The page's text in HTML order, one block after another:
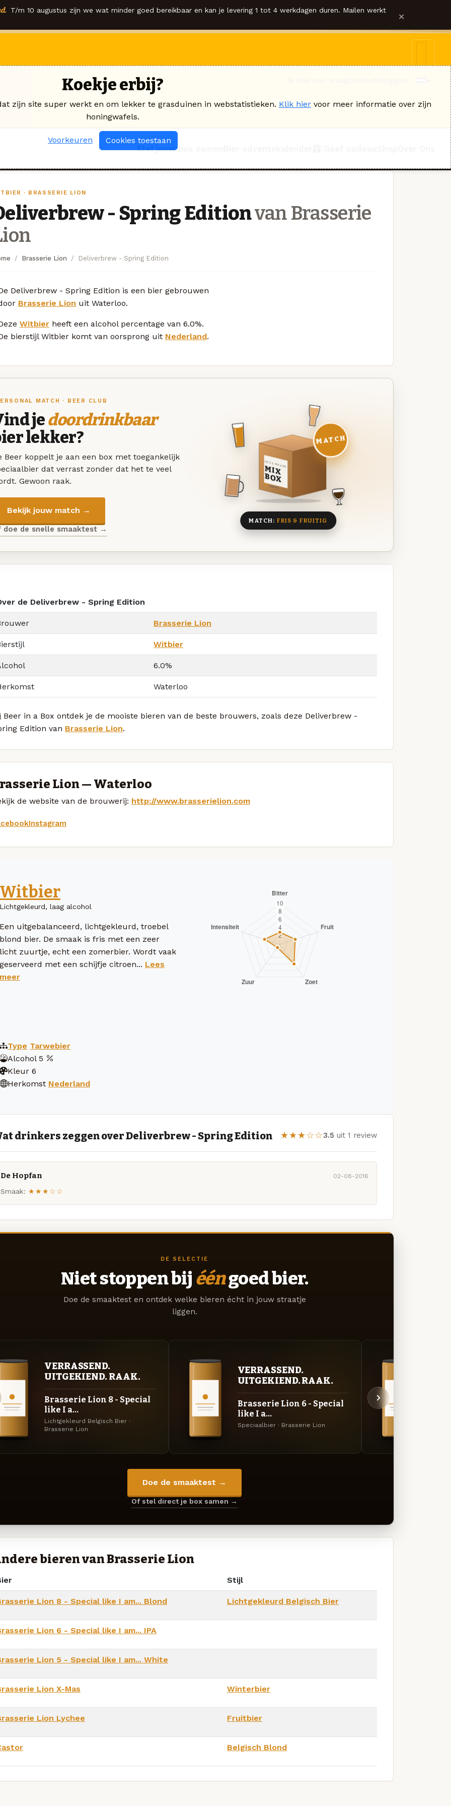
T/m 10 augustus zijn we wat minder goed bereikbaar en kan je levering 1 tot 4 werkdagen duren. Mailen werkt ×
Stel jouw box samen
· BRASSERIE LION
- Spring Editionvan Brasserie
Brasserie Lion Deliverbrew - Spring Edition
Deliverbrew - Spring Edition is een bier gebrouwen
Brasserie Lion uit Waterloo.
Witbier heeft een alcohol percentage van 6.0%.
bierstijl Witbier komt van oorsprong uit Nederland.
MATCH · BEER CLUB
jedoordrinkbaar
lekker?
Beer koppelt je aan een box met toegankelijk
dat verrast zonder dat het te veel
Gewoon raak.
Bekijk jouw match →
doe de snelle smaaktest →
DEZE MAAND
MIX
BOX
8 BIEREN
MATCH
MATCH: FRIS & FRUITIG
de Deliverbrew - Spring Edition
Brasserie Lion
Witbier
6.0%
Waterloo
Beer in a Box ontdek je de mooiste bieren van de beste brouwers, zoals deze Deliverbrew -
Edition van Brasserie Lion.
Lion — Waterloo
de website van de brouwerij: http://www.brasserielion.com
Instagram
Witbier
Lichtgekleurd, laag alcohol
Een uitgebalanceerd, lichtgekleurd, troebel
blond bier. De smaak is fris met een zeer
licht zuurtje, echt een zomerbier. Wordt vaak
geserveerd met een schijfje citroen... Lees
meer
Type Tarwebier
Alcohol 5
Kleur 6
Herkomst Nederland
drinkers zeggen over Deliverbrew - Spring Edition ★★★☆☆3.5 uit 1 review
De Hopfan 02-08-2016
Smaak: ★★★☆☆
DE SELECTIE
Niet stoppen bij ééngoed bier.
Doe de smaaktest en ontdek welke bieren écht in jouw straatje
liggen.
VERRASSEND.
UITGEKIEND. RAAK.
Brasserie Lion 8 - Special
like I a...
Lichtgekleurd Belgisch Bier ·
Brasserie Lion
VERRASSEND.
UITGEKIEND. RAAK.
Brasserie Lion 6 - Special
like I a...
Speciaalbier · Brasserie Lion
Doe de smaaktest →
Of stel direct je box samen →
bieren van Brasserie Lion
Stijl
Lion 8 - Special like I am... Blond Lichtgekleurd Belgisch Bier
Lion 6 - Special like I am... IPA
Lion 5 - Special like I am... White
Lion X-Mas Winterbier
Lion Lychee Fruitbier
Belgisch Blond
Koekje erbij?
zijn site super werkt en om lekker te grasduinen in webstatistieken. Klik hier voor meer informatie over zijn
honingwafels.
Voorkeuren Cookies toestaan